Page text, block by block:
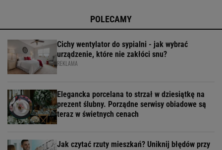
POLECAMY
Cichy wentylator do sypialni - jak wybrać
urządzenie, które nie zakłóci snu?
REKLAMA
Elegancka porcelana to strzał w dziesiątkę na
prezent ślubny. Porządne serwisy obiadowe są
teraz w świetnych cenach
Jak czytać rzuty mieszkań? Uniknij błędów przy